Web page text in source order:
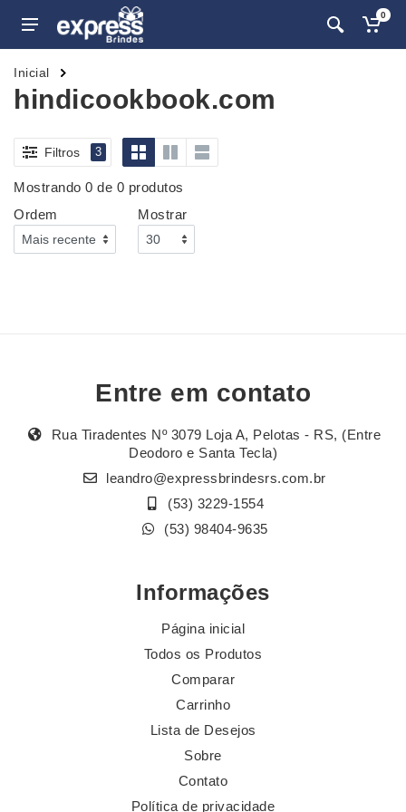
0
Inicial
hindicookbook.com
Filtros 3
Mostrando 0 de 0 produtos
Ordem
Mostrar
Entre em contato
Rua Tiradentes Nº 3079 Loja A, Pelotas - RS, (Entre
Deodoro e Santa Tecla)
leandro@expressbrindesrs.com.br
(53) 3229-1554
(53) 98404-9635
Informações
Página inicial
Todos os Produtos
Comparar
Carrinho
Lista de Desejos
Sobre
Contato
Política de privacidade